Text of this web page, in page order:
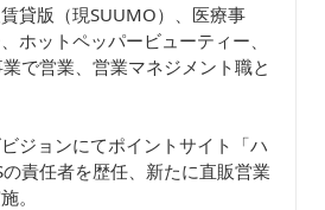
貸版（現SUUMO）、医療事
ホットペッパービューティー、
で営業、営業マネジメント職と
ジョンにてポイントサイト「ハ
責任者を歴任、新たに直販営業
。